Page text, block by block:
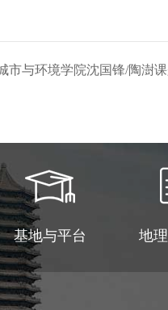
市与环境学院沈国锋/陶澍
基地与平台 地